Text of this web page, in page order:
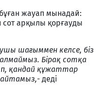
жауап мынадай:
арқылы қорғауды
шағыммен келсе, біз
Бірақ сотқа
қандай құжаттар
айтамыз,- деді